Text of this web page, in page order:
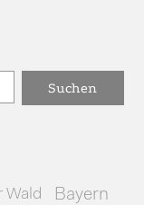
Wald Bayern